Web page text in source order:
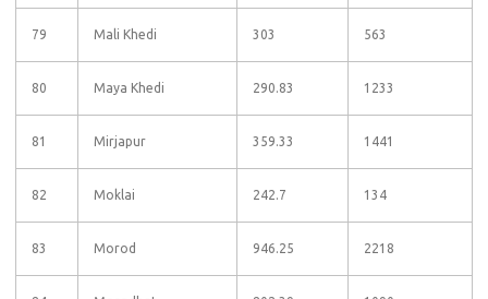
79 Mali Khedi 303 563
80 Maya Khedi 290.83 1233
81 Mirjapur 359.33 1441
82 Moklai 242.7 134
83 Morod 946.25 2218